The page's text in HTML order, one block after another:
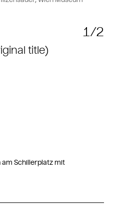
title)
1/2
Schillerplatz mit